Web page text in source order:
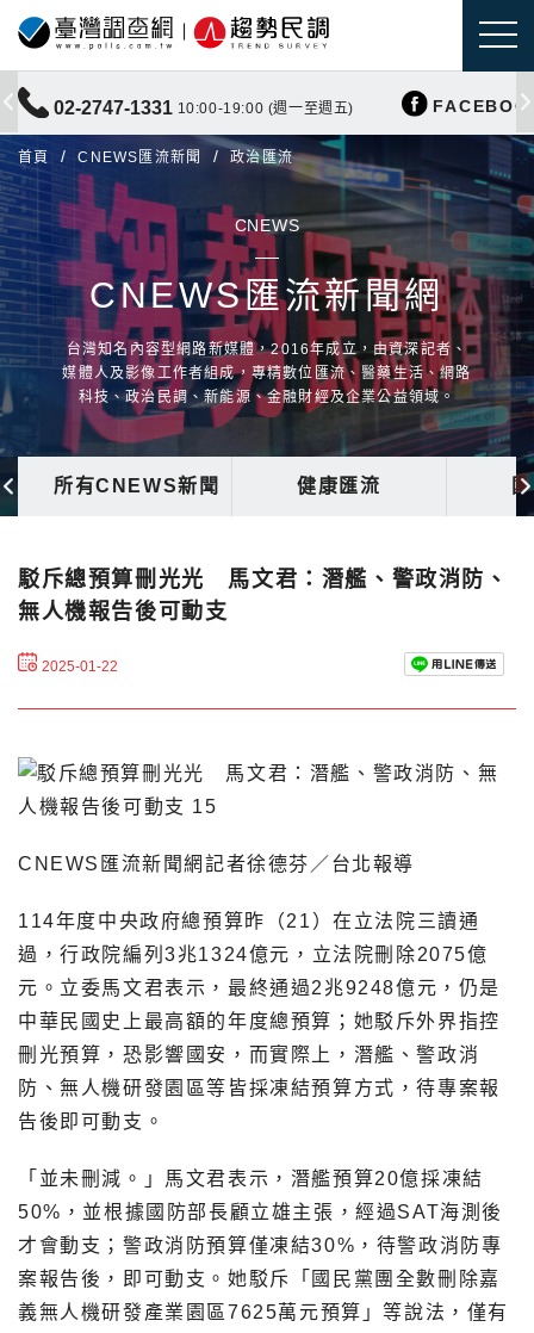
02-2747-1331 10:00-19:00 (週一至週五)
首頁 CNEWS匯流新聞 政治匯流
CNEWS
CNEWS匯流新聞網
台灣知名內容型網路新媒體，2016年成立，由資深記者、
媒體人及影像工作者組成，專精數位匯流、醫藥生活、網路
科技、政治民調、新能源、金融財經及企業公益領域。
所有CNEWS新聞 健康匯流
駁斥總預算刪光光 馬文君：潛艦、警政消防、
無人機報告後可動支
2025-01-22
CNEWS匯流新聞網記者徐德芬／台北報導
114年度中央政府總預算昨（21）在立法院三讀通
過，行政院編列3兆1324億元，立法院刪除2075億
元。立委馬文君表示，最終通過2兆9248億元，仍是
中華民國史上最高額的年度總預算；她駁斥外界指控
刪光預算，恐影響國安，而實際上，潛艦、警政消
防、無人機研發園區等皆採凍結預算方式，待專案報
告後即可動支。
「並未刪減。」馬文君表示，潛艦預算20億採凍結
50%，並根據國防部長顧立雄主張，經過SAT海測後
才會動支；警政消防預算僅凍結30%，待警政消防專
案報告後，即可動支。她駁斥「國民黨團全數刪除嘉
義無人機研發產業園區7625萬元預算」等說法，僅有